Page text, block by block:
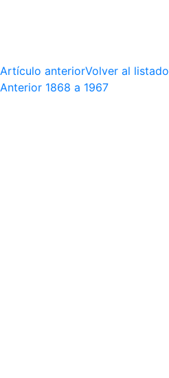
Artículo anteriorVolver al listado
Anterior 1868 a 1967